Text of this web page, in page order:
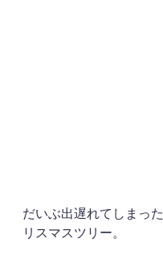
だいぶ出遅れてしまっ
リスマスツリー。